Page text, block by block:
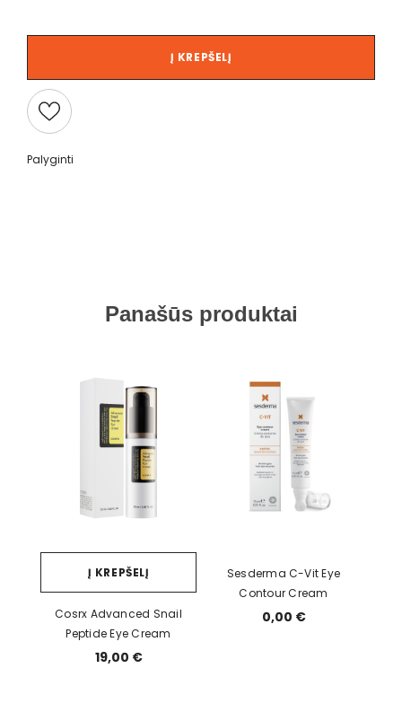
Į KREPŠELĮ
Palyginti
Panašūs produktai
Į KREPŠELĮ
Cosrx Advanced Snail
Peptide Eye Cream
19,00 €
Sesderma C-Vit Eye
Contour Cream
0,00 €